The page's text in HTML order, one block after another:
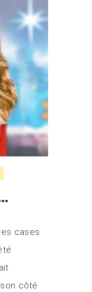
cases
côté